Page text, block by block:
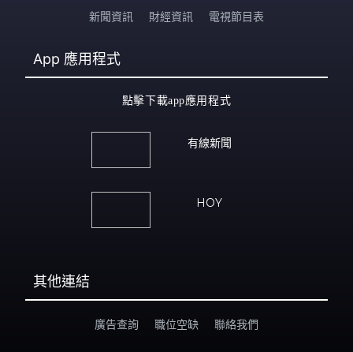
新聞資訊 財經資訊 電視節目表
App 應用程式
點擊下載app應用程式
有線新聞
HOY
其他連結
廣告查詢 職位空缺 聯絡我們